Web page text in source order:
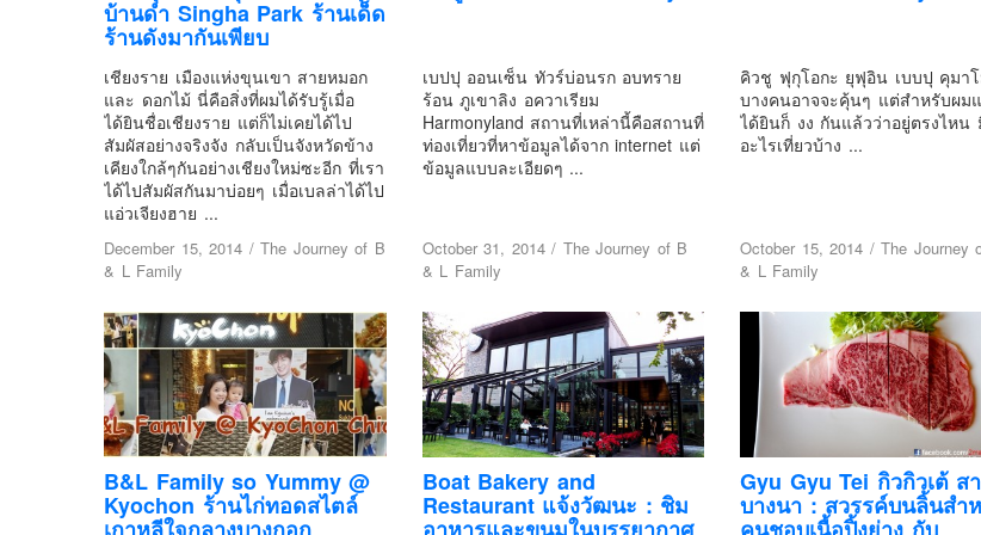
บ้านดำ Singha Park ร้านเด็ด
ร้านดังมากันเพียบ
เชียงราย เมืองแห่งขุนเขา สายหมอก
และ ดอกไม้ นี่คือสิ่งที่ผมได้รับรู้เมื่อ
ได้ยินชื่อเชียงราย แต่ก็ไม่เคยได้ไป
สัมผัสอย่างจริงจัง กลับเป็นจังหวัดข้าง
เคียงใกล้ๆกันอย่างเชียงใหม่ซะอีก ที่เรา
ได้ไปสัมผัสกันมาบ่อยๆ เมื่อเบลล่าได้ไป
แอ่วเจียงฮาย ...
December 15, 2014 / The Journey of B
& L Family
เบปปุ ออนเซ็น ทัวร์บ่อนรก อบทราย
ร้อน ภูเขาลิง อควาเรียม
Harmonyland สถานที่เหล่านี้คือสถานที่
ท่องเที่ยวที่หาข้อมูลได้จาก internet แต่
ข้อมูลแบบละเอียดๆ ...
October 31, 2014/ The Journey of B
& L Family
คิวชู ฟุกุโอกะ ยุฟุอิน เบบปุ คุมา
บางคนอาจจะคุ้นๆ แต่สำหรับผม
ได้ยินก็ งง กันแล้วว่าอยู่ตรงไหน
อะไรเที่ยวบ้าง ...
October 15, 2014 /The Journey
& L Family
B&L Family so Yummy @
Kyochon ร้านไก่ทอดสไตล์
Boat Bakery and
Restaurant แจ้งวัฒนะ : ชิม
Gyu Gyu Tei กิวกิวเต้ ส
บางนา : สวรรค์บนลิ้นสำ